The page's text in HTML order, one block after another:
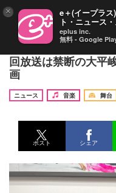
大平峻也と桜村眞が
回放送は禁断の大平
画
ニュース 音楽
舞台
ポスト シェア
× e＋(イープラ
ト・ニュース
eplus inc.
無料 - Google